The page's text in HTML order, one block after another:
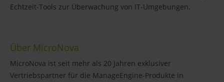
Echtzeit-Tools zur Überwachung von IT-Umgebungen.
Über MicroNova
MicroNova ist seit mehr als 20 Jahren exklusiver
Vertriebspartner für die ManageEngine-Produkte in